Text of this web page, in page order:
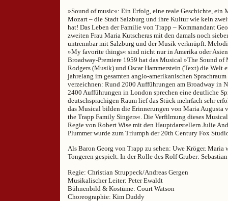
»Sound of music«: Ein Erfolg, eine reale Geschichte, ein
Mozart – die Stadt Salzburg und ihre Kultur wie kein
hat! Das Leben der Familie von Trapp – Kommandant
zweiten Frau Maria Kutscheras mit den damals noch
untrennbar mit Salzburg und der Musik verknüpft.
»My favorite things« sind nicht nur in Amerika oder
Broadway-Premiere 1959 hat das Musical »The Sound
Rodgers (Musik) und Oscar Hammerstein (Text) die Welt
jahrelang im gesamten anglo-amerikanischen
verzeichnen: Rund 2000 Aufführungen am Broadway in
2400 Aufführungen in London sprechen eine deutliche
deutschsprachigen Raum lief das Stück mehrfach sehr
das Musical bilden die Erinnerungen von Maria Augusta
the Trapp Family Singers«. Die Verfilmung dieses
Regie von Robert Wise mit den Hauptdarstellern Julie
Plummer wurde zum Triumph der 20th Century Fox
Als Baron Georg von Trapp zu sehen: Uwe Kröger. Maria
Tongeren gespielt. In der Rolle des Rolf Gruber:
Regie: Christian Struppeck/Andreas Gergen
Musikalischer Leiter: Peter Ewaldt
Bühnenbild & Kostüme: Court Watson
Choreographie: Kim Duddy